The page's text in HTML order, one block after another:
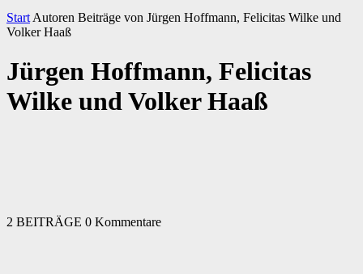
Start Autoren Beiträge von Jürgen Hoffmann, Felicitas Wilke und
Volker Haaß
Jürgen Hoffmann, Felicitas
Wilke und Volker Haaß
2 BEITRÄGE 0 Kommentare